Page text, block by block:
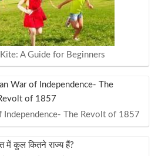
A Guide for Beginners
Independence- The Revolt of 1857